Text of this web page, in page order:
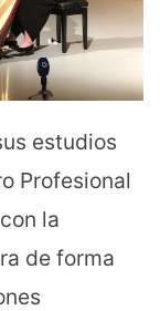
estudios
Profesional
la
de forma